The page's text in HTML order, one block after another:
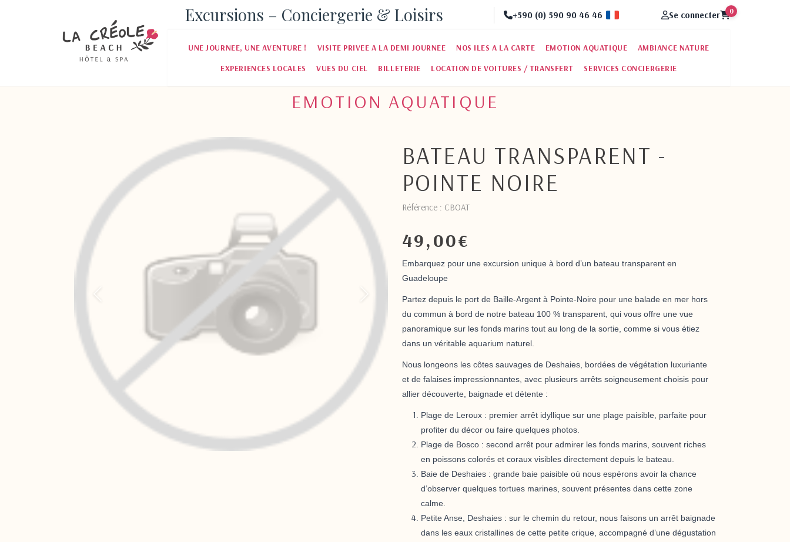
Excursions – Conciergerie & Loisirs +590 (0) 590 90 46 46 Se connecter 0
UNE JOURNEE, UNE AVENTURE ! VISITE PRIVEE A LA DEMI JOURNEE NOS ILES A LA CARTE EMOTION AQUATIQUE AMBIANCE NATURE
EXPERIENCES LOCALES VUES DU CIEL BILLETERIE LOCATION DE VOITURES / TRANSFERT SERVICES CONCIERGERIE
EMOTION AQUATIQUE
BATEAU TRANSPARENT -
POINTE NOIRE
Référence : CBOAT
49,00€
Embarquez pour une excursion unique à bord d’un bateau transparent en
Guadeloupe
Partez depuis le port de Baille-Argent à Pointe-Noire pour une balade en mer hors
du commun à bord de notre bateau 100 % transparent, qui vous offre une vue
panoramique sur les fonds marins tout au long de la sortie, comme si vous étiez
dans un véritable aquarium naturel.
Nous longeons les côtes sauvages de Deshaies, bordées de végétation luxuriante
et de falaises impressionnantes, avec plusieurs arrêts soigneusement choisis pour
allier découverte, baignade et détente :
Plage de Leroux : premier arrêt idyllique sur une plage paisible, parfaite pour
profiter du décor ou faire quelques photos.
Plage de Bosco : second arrêt pour admirer les fonds marins, souvent riches
en poissons colorés et coraux visibles directement depuis le bateau.
Baie de Deshaies : grande baie paisible où nous espérons avoir la chance
d’observer quelques tortues marines, souvent présentes dans cette zone
calme.
Petite Anse, Deshaies : sur le chemin du retour, nous faisons un arrêt baignade
dans les eaux cristallines de cette petite crique, accompagné d’une dégustation